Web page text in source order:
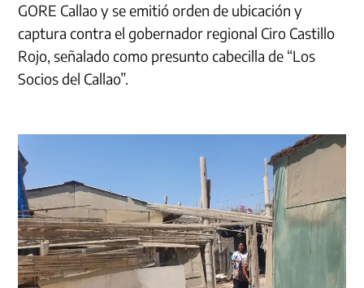
GORE Callao y se emitió orden de ubicación y
captura contra el gobernador regional Ciro Castillo
Rojo, señalado como presunto cabecilla de “Los
Socios del Callao”.